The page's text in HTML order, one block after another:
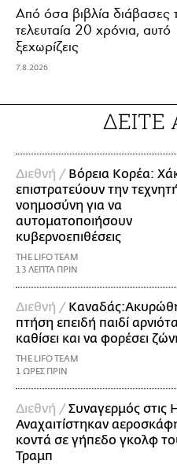
Από όσα βιβλία διάβασες
τελευταία 20 χρόνια, αυτό
ξεχωρίζεις
7.8.2026
Διεθνή / Βόρεια Κορέα:
επιστρατεύουν την
νοημοσύνη για να
αυτοματοποιήσουν
κυβερνοεπιθέσεις
THE LIFO TEAM
13 ΛΕΠΤΑ ΠΡΙΝ
Διεθνή /
πτήση επειδή παιδί
καθίσει και να φορέσει
THE LIFO TEAM
1 ΩΡΕΣ ΠΡΙΝ
Διεθνή /Συναγερμός στις
Αναχαιτίστηκαν
κοντά σε γήπεδο γκολφ
Τραμπ